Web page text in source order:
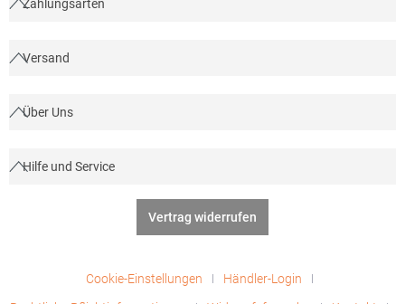
Zahlungsarten
Versand
Über Uns
Hilfe und Service
Vertrag widerrufen
Cookie-Einstellungen
Händler-Login